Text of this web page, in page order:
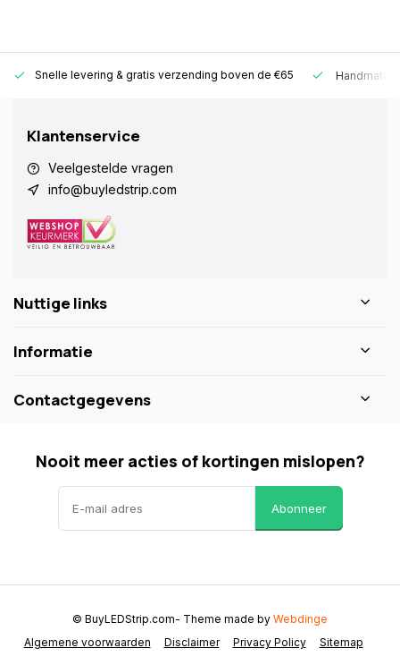
Snelle levering & gratis verzending boven de €65
Klantenservice
Veelgestelde vragen
info@buyledstrip.com
Nuttige links
Informatie
Contactgegevens
Nooit meer acties of kortingen mislopen?
Abonneer
Algemene voorwaarden Disclaimer Privacy Policy Sitemap
© BuyLEDStrip.com- Theme made by Webdinge